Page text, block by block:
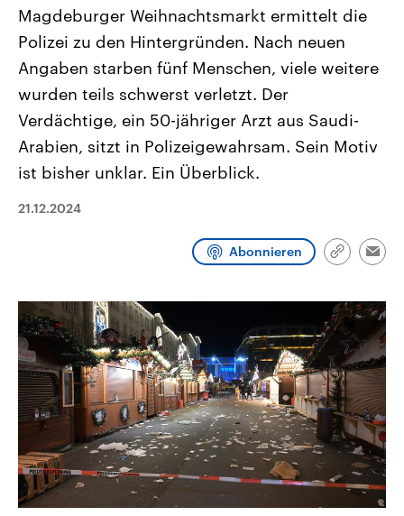
2026
Alle Informationen
Sachsen-Anhalt wählt am 6.
September 2026 einen neuen
Landtag. Seit 2021 wird das
Bundesland von einer Koalition aus
Umfragen, Prognosen,
und Hintergründe zu den Parteien
und Kandidaten der anstehenden
Wahl.
Aktuelle Beiträge,
Hintergründe
Wirtschaftlich und
gehören die Vereinigten
den mächtigsten Ländern
mit großem Einfluss auf
Sendungen Programm Podcasts
Magdeburger Weihnachtsmarkt ermittelt die
Polizei zu den Hintergründen. Nach neuen
Angaben starben fünf Menschen, viele weitere
wurden teils schwerst verletzt. Der
Verdächtige, ein 50-jähriger Arzt aus Saudi-
Arabien, sitzt in Polizeigewahrsam. Sein Motiv
ist bisher unklar. Ein Überblick.
21.12.2024
Abonnieren
Link